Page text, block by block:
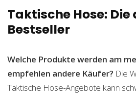
Taktische Hose:
Bestseller
Welche Produkte werden am
empfehlen andere Käufer? Die
Taktische Hose-Angebote kann